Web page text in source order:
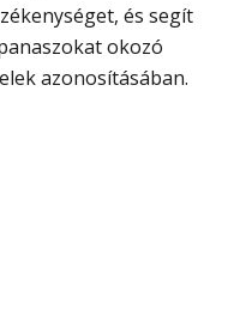
és segít
okozó
azonosításában.